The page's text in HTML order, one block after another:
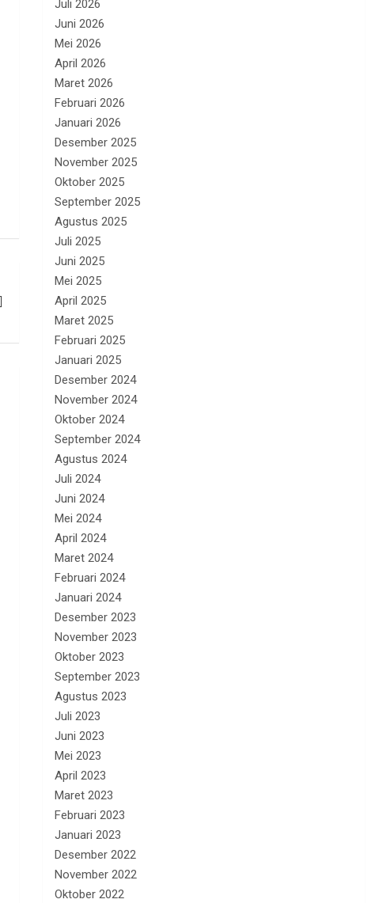
Juli 2026
Juni 2026
Mei 2026
April 2026
Maret 2026
Februari 2026
Januari 2026
Desember 2025
November 2025
Oktober 2025
September 2025
Agustus 2025
Juli 2025
Juni 2025
Mei 2025
April 2025
Maret 2025
Februari 2025
Januari 2025
Desember 2024
November 2024
Oktober 2024
September 2024
Agustus 2024
Juli 2024
Juni 2024
Mei 2024
April 2024
Maret 2024
Februari 2024
Januari 2024
Desember 2023
November 2023
Oktober 2023
September 2023
Agustus 2023
Juli 2023
Juni 2023
Mei 2023
April 2023
Maret 2023
Februari 2023
Januari 2023
Desember 2022
November 2022
Oktober 2022